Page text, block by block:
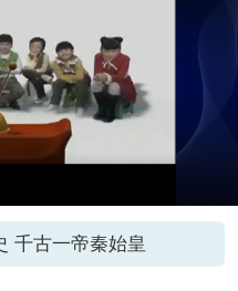
千古一帝秦始皇